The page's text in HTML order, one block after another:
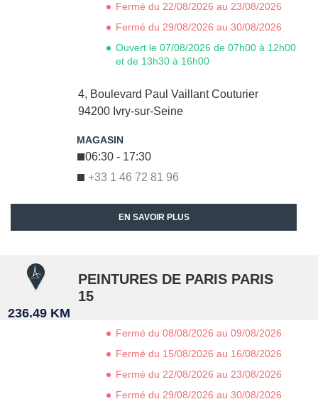
4, Boulevard Paul Vaillant Couturier
94200 Ivry-sur-Seine
+33 1 46 72 81 96
06:30 - 17:30
Fermé du 22/08/2026 au 23/08/2026
Fermé du 29/08/2026 au 30/08/2026
Ouvert le 07/08/2026 de 07h00 à 12h00
et de 13h30 à 16h00
EN SAVOIR PLUS
236.49 KM
PEINTURES DE PARIS PARIS
15
Fermé du 08/08/2026 au 09/08/2026
Fermé du 15/08/2026 au 16/08/2026
Fermé du 22/08/2026 au 23/08/2026
Fermé du 29/08/2026 au 30/08/2026